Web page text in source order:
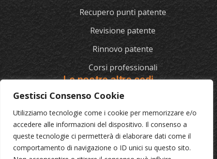
Gestisci Consenso Cookie
Utilizziamo tecnologie come i cookie per memorizzare e/o
accedere alle informazioni del dispositivo. Il consenso a
queste tecnologie ci permetterà di elaborare dati come il
comportamento di navigazione o ID unici su questo sito.
Recupero punti patente
Revisione patente
Rinnovo patente
Corsi professionali
Le nostre altre sedi
L'AUTOSCUOLA
070/721841
Via Cagliari 129, 09012 Capoterra (Ca)